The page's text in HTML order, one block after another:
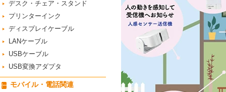
デスク・チェア・スタンド
プリンターインク
ディスプレイケーブル
LANケーブル
USBケーブル
USB変換アダプタ
モバイル・電話関連